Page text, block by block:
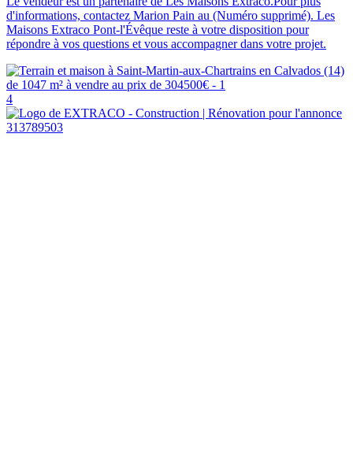
d'informations, contactez Marion Pain au (Numéro supprimé). Les
Maisons Extraco Pont-l'Évêque reste à votre disposition pour
répondre à vos questions et vous accompagner dans votre projet.
4